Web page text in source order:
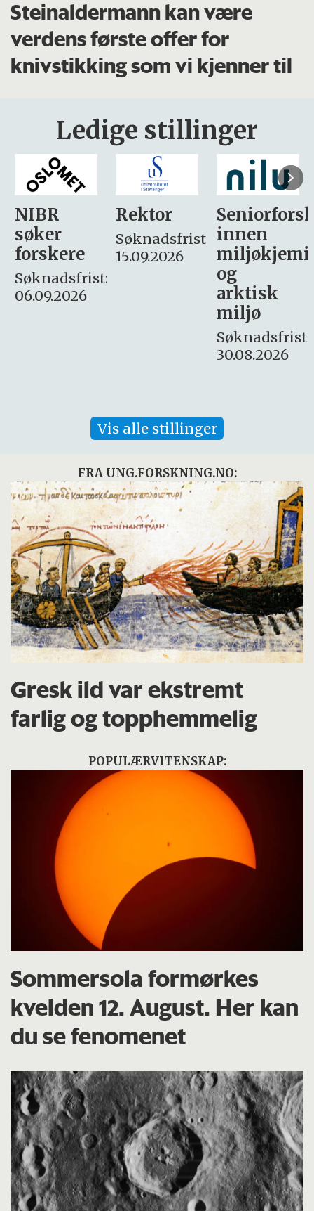
Steinaldermann kan være
verdens første offer for
knivstikking som vi kjenner til
Ledige stillinger
Rektor
Søknadsfrist:
15.09.2026
Seniorforsker
innen
miljøkjemi
søker
– fast
Søknadsfrist:
16. august.
Vis alle stillinger
FRA UNG.FORSKNING.NO:
Gresk ild var ekstremt
farlig og topphemmelig
POPULÆRVITENSKAP:
Sommersola formørkes
kvelden 12. August. Her kan
du se fenomenet